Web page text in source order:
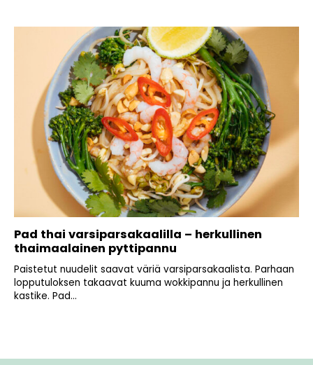
Pad thai varsiparsakaalilla – herkullinen
thaimaalainen pyttipannu
Paistetut nuudelit saavat väriä varsiparsakaalista. Parhaan
lopputuloksen takaavat kuuma wokkipannu ja herkullinen
kastike. Pad...